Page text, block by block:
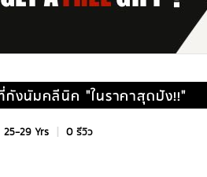
กังนัมคลีนิค "ในราคาสุดปัง!!"
25-29 Yrs | 0 รีวิว